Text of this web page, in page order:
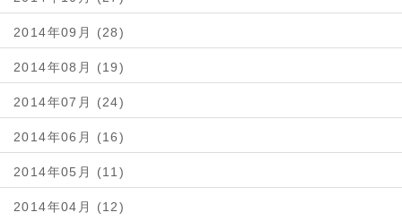
2014年09月 (28)
2014年08月 (19)
2014年07月 (24)
2014年06月 (16)
2014年05月 (11)
2014年04月 (12)